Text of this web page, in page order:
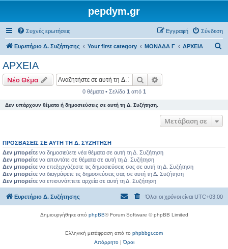
pepdym.gr
Συχνές ερωτήσεις Σύνδεση
Εγγραφή
Ευρετήριο Δ. Συζήτησης Your first category ΜΟΝΑΔΑ Γ ΑΡΧΕΙΑ
ΑΡΧΕΙΑ
Νέο Θέμα Αναζήτηση
0 θέματα • Σελίδα 1 από 1
Δεν υπάρχουν θέματα ή δημοσιεύσεις σε αυτή τη Δ. Συζήτηση.
Μετάβαση σε
ΠΡΟΣΒΆΣΕΙΣ ΣΕ ΑΥΤΉ ΤΗ Δ. ΣΥΖΉΤΗΣΗ
Δεν μπορείτε να δημοσιεύετε νέα θέματα σε αυτή τη Δ. Συζήτηση
Δεν μπορείτε να απαντάτε σε θέματα σε αυτή τη Δ. Συζήτηση
Δεν μπορείτε να επεξεργάζεστε τις δημοσιεύσεις σας σε αυτή τη Δ. Συζήτηση
Δεν μπορείτε να διαγράφετε τις δημοσιεύσεις σας σε αυτή τη Δ. Συζήτηση
Δεν μπορείτε να επισυνάπτετε αρχεία σε αυτή τη Δ. Συζήτηση
Ευρετήριο Δ. Συζήτησης Όλοι οι χρόνοι είναι UTC+03:00
Δημιουργήθηκε από phpBB® Forum Software © phpBB Limited
Ελληνική μετάφραση από το phpbbgr.com
Απόρρητο|Όροι